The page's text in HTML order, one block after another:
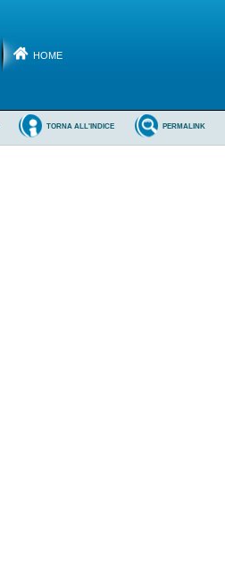
HOME
PERMALINK
TORNA ALL'INDICE